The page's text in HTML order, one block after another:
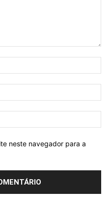
neste navegador para a